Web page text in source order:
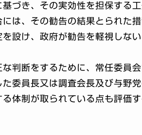
づき、その実効性を担保する
は、その勧告の結果とられた
設け、政府が勧告を軽視しな
判断をするために、常任委員
委員長又は調査会長及び与野
体制が取られている点も評価